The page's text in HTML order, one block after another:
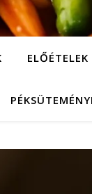
ELŐÉTELEK